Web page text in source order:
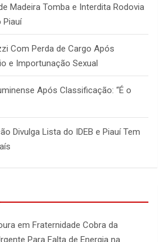
Madeira Tomba e Interdita Rodovia
Piauí
Com Perda de Cargo Após
e Importunação Sexual
Após Classificação: “É o
Divulga Lista do IDEB e Piauí Tem
em Fraternidade Cobra da
Para Falta de Energia na